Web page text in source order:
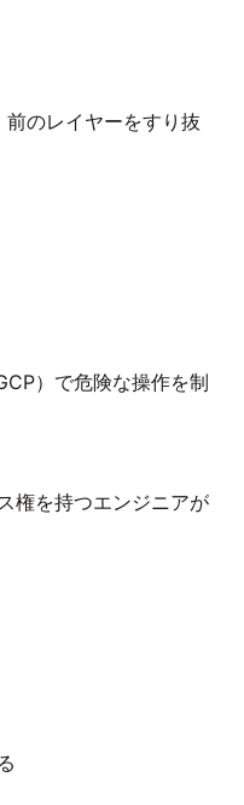
のレイヤーをすり抜
）で危険な操作を制
権を持つエンジニアが